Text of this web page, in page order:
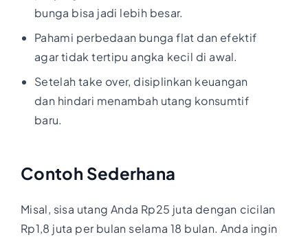
bunga bisa jadi lebih besar.
Pahami perbedaan bunga flat dan efektif
agar tidak tertipu angka kecil di awal.
Setelah take over, disiplinkan keuangan
dan hindari menambah utang konsumtif
baru.
Contoh Sederhana
Misal, sisa utang Anda Rp25 juta dengan cicilan
Rp1,8 juta per bulan selama 18 bulan. Anda ingin